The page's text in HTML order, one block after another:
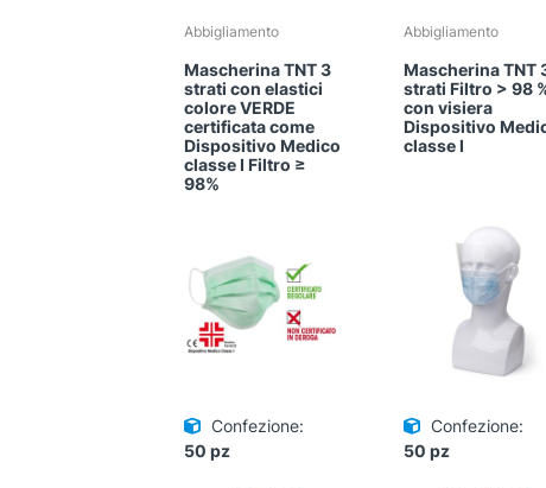
Abbigliamento
Mascherina TNT 3
strati con elastici
colore VERDE
certificata come
Dispositivo Medico
classe I Filtro ≥
98%
Confezione:
50 pz
Abbigliamento
Mascherina TNT
strati Filtro > 98
con visiera
Dispositivo
classe I
Confezione:
50 pz